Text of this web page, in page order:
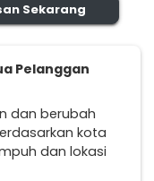
Sekarang
Pelanggan
dan berubah
kota
dan lokasi